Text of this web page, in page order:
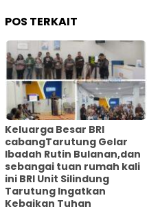
POS TERKAIT
Keluarga Besar BRI
cabangTarutung Gelar
Ibadah Rutin Bulanan,dan
sebangai tuan rumah kali
ini BRI Unit Silindung
Tarutung Ingatkan
Kebaikan Tuhan